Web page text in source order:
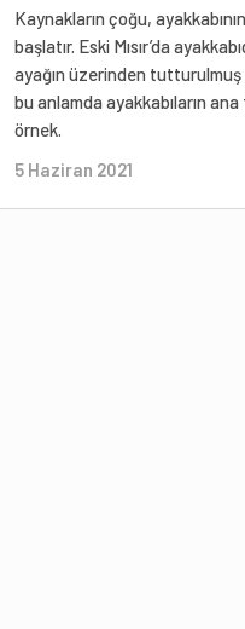
Kaynakların çoğu,
başlatır. Eski Mısır’da
ayağın üzerinden
bu anlamda ayakkabıların
örnek.
5 Haziran 2021